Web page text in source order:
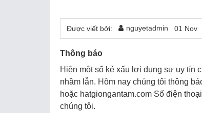
Được viết bởi: nguyetadmin 01 Nov
Thông báo
Hiện một số kẻ xấu lợi dụng sự uy tín
nhầm lẫn. Hôm nay chúng tôi thông
hoặc hatgiongantam.com Số điện
chúng tôi.